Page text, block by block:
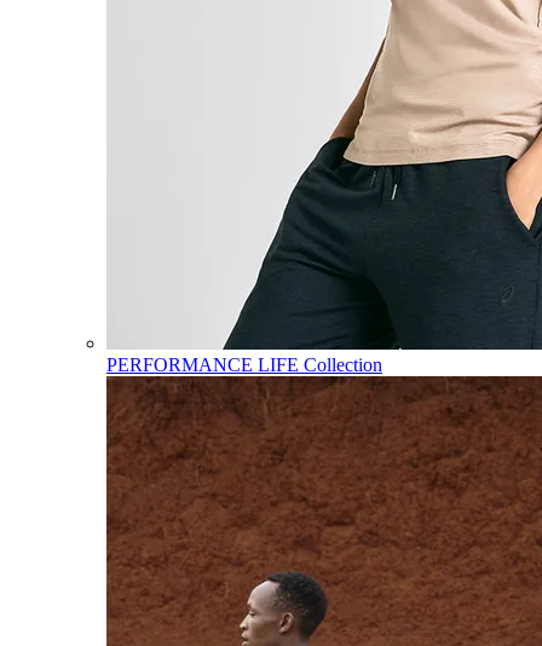
PERFORMANCE LIFE Collection